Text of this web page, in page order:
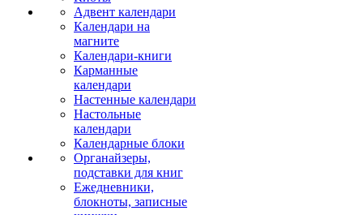
Адвент календари
Календари на
магните
Календари-книги
Карманные
календари
Настенные календари
Настольные
календари
Календарные блоки
Органайзеры,
подставки для книг
Ежедневники,
блокноты, записные